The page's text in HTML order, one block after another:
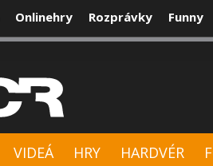
Onlinehry Rozprávky Funny
VIDEÁ HRY HARDVÉR